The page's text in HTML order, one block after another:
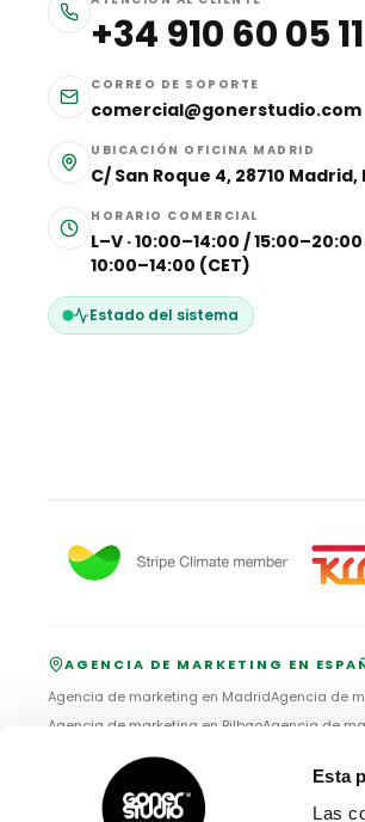
Esta
Las
+34 910 60 05 11
CORREO DE SOPORTE
comercial@gonerstudio.com
UBICACIÓN OFICINA MADRID
C/ San Roque 4, 28710 Madrid,
HORARIO COMERCIAL
L–V · 10:00–14:00 / 15:00–20:00
10:00–14:00 (CET)
Estado del sistema
AGENCIA DE MARKETING EN
Agencia de marketing en MadridAgencia de
Agencia de marketing en BilbaoAgencia de
Agencia de marketing en
GonerSTUDIO Creative Agency SLU no está
(Google, YouTube), TikTok Ltd., Shopify Inc.,